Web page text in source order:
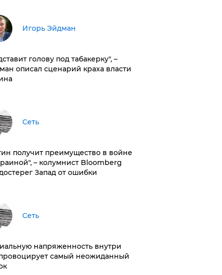
Игорь Эйдман
голову под табакерку", –
описал сценарий краха власти
Сеть
получит преимущество в войне
– колумнист Bloomberg
Запад от ошибки
Сеть
напряженность внутри
самый неожиданный